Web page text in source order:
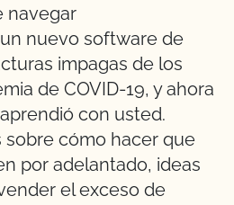
navegar
nuevo software de
impagas de los
de COVID-19, y ahora
con usted.
cómo hacer que
por adelantado, ideas
el exceso de